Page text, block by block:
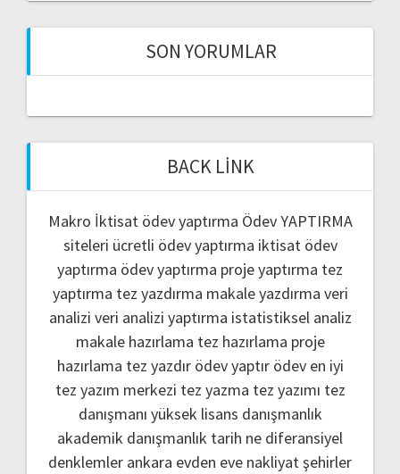
SON YORUMLAR
BACK LINK
Makro İktisat ödev yaptırma Ödev YAPTIRMA
siteleri ücretli ödev yaptırma iktisat ödev
yaptırma ödev yaptırma proje yaptırma tez
yaptırma tez yazdırma makale yazdırma veri
analizi veri analizi yaptırma istatistiksel analiz
makale hazırlama tez hazırlama proje
hazırlama tez yazdır ödev yaptır ödev en iyi
tez yazım merkezi tez yazma tez yazımı tez
danışmanı yüksek lisans danışmanlık
akademik danışmanlık tarih ne diferansiyel
denklemler ankara evden eve nakliyatşehirler